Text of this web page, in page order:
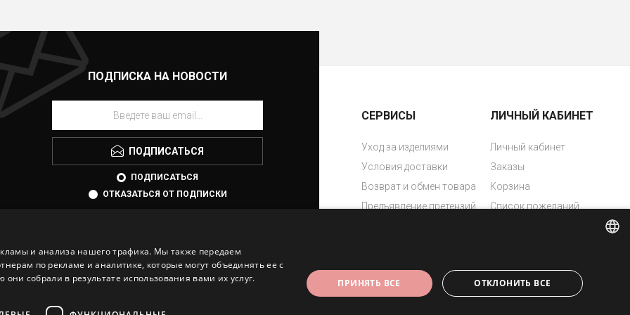
ПОДПИСКА НА НОВОСТИ
ПОДПИСАТЬСЯ
ПОДПИСАТЬСЯ
ОТКАЗАТЬСЯ ОТ ПОДПИСКИ
СЕРВИСЫ
Уход за изделиями
Условия доставки
Возврат и обмен товара
Предъявление претензий
ЛИЧНЫЙ КАБИНЕТ
Личный кабинет
Заказы
Корзина
Список пожеланий
ENGLISH
и анализа нашего трафика. Мы также передаем
по рекламе и аналитике, которые могут объединять ее с
собрали в результате использования вами их услуг.
ПРИНЯТЬ ВСЕ ОТКЛОНИТЬ ВСЕ